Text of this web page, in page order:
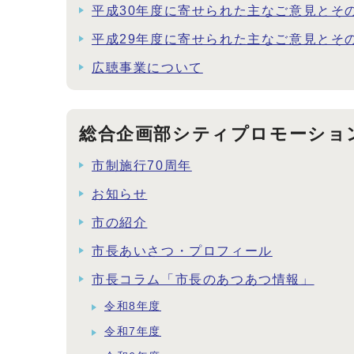
平成30年度に寄せられた主なご意見とそ
平成29年度に寄せられた主なご意見とそ
広聴事業について
総合企画部シティプロモーショ
市制施行70周年
お知らせ
市の紹介
市長あいさつ・プロフィール
市長コラム「市長のあつあつ情報」
令和8年度
令和7年度